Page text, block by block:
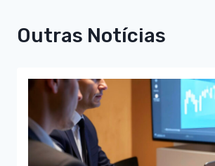
Outras Notícias